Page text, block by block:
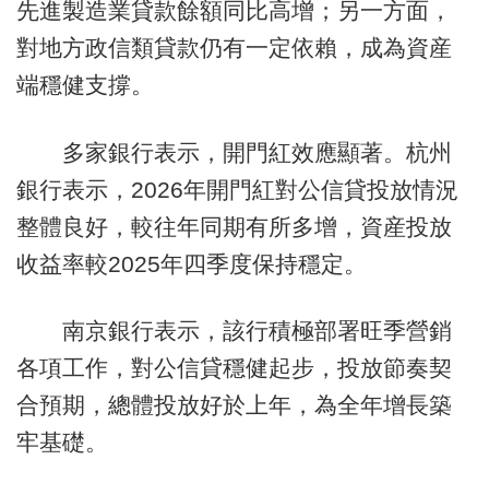
先進製造業貸款餘額同比高增；另一方面，
對地方政信類貸款仍有一定依賴，成為資産
端穩健支撐。
多家銀行表示，開門紅效應顯著。杭州
銀行表示，2026年開門紅對公信貸投放情況
整體良好，較往年同期有所多增，資産投放
收益率較2025年四季度保持穩定。
南京銀行表示，該行積極部署旺季營銷
各項工作，對公信貸穩健起步，投放節奏契
合預期，總體投放好於上年，為全年增長築
牢基礎。